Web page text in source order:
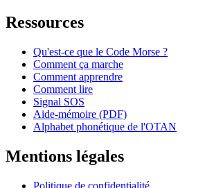
Ressources
Qu'est-ce que le Code Morse ?
Comment ça marche
Comment apprendre
Comment lire
Signal SOS
Aide-mémoire (PDF)
Alphabet phonétique de l'OTAN
Mentions légales
Politique de confidentialité